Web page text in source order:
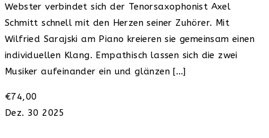
Webster verbindet sich der Tenorsaxophonist Axel
Schmitt schnell mit den Herzen seiner Zuhörer. Mit
Wilfried Sarajski am Piano kreieren sie gemeinsam einen
individuellen Klang. Empathisch lassen sich die zwei
Musiker aufeinander ein und glänzen […]
€74,00
Dez. 30 2025